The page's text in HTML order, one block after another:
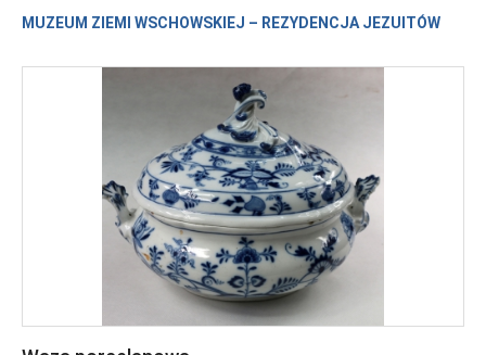
MUZEUM ZIEMI WSCHOWSKIEJ – REZYDENCJA JEZUITÓW